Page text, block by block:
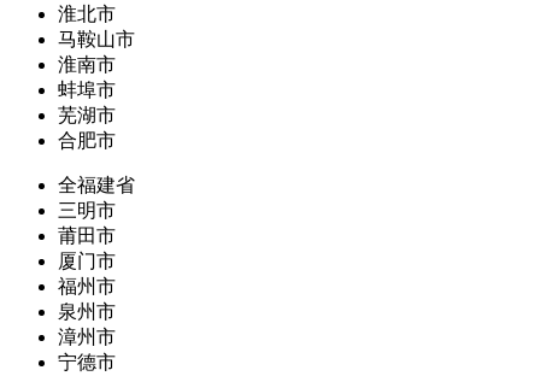
淮北市
马鞍山市
淮南市
蚌埠市
芜湖市
合肥市
全福建省
三明市
莆田市
厦门市
福州市
泉州市
漳州市
宁德市